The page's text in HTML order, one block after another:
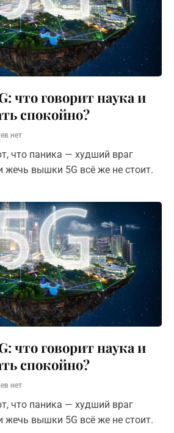
что говорит наука и
спокойно?
нет
что паника — худший враг
жечь вышки 5G всё же не стоит.
что говорит наука и
спокойно?
нет
что паника — худший враг
жечь вышки 5G всё же не стоит.